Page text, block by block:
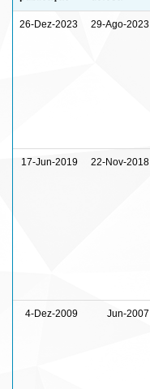
26-Dez-2023 29-Ago-2023
17-Jun-2019 22-Nov-2018
4-Dez-2009 Jun-2007